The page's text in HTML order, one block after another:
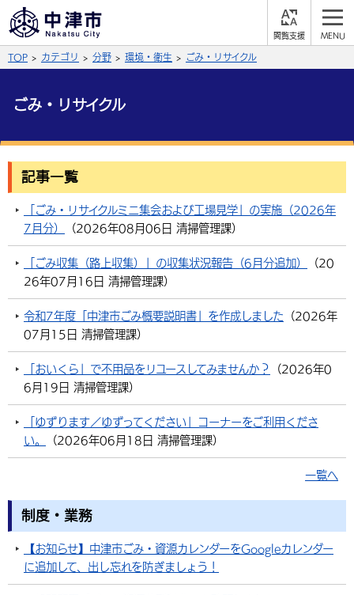
やさしい日本語
ふりがなをつける
よみあげる
黒 青 白
文字の大きさ
言語を選択
中国語（繁体字）
組織案内
Facebook X (Twitter) YouTube
サイト内検索
総合メニュー
届出・登録・証明 保険・年金
税金
環境・衛生 生涯学習・スポーツ・人権
選挙 外国人の方向け情報
事業者の方へ
農林水産業
都市整備
子育て・教育
施設情報
手当・助成 健康・医療
相談・支援・情報 計画・施策
観光・移住
観光なび スポットを探す
買う・おみやげ 四季のイベント・祭り
市政情報
地方創生・地域活性化 広報・広聴
TOP カテゴリ 分野 環境・衛生 ごみ・リサイクル
ごみ・リサイクル
記事一覧
「ごみ・リサイクルミニ集会および工場見学」の実施（2026年
7月分）
（2026年08月06日 清掃管理課）
「ごみ収集（路上収集）」の収集状況報告（6月分追加） （20
26年07月16日 清掃管理課）
令和7年度「中津市ごみ概要説明書」を作成しました （2026年
07月15日 清掃管理課）
「おいくら」で不用品をリユースしてみませんか？ （2026年0
6月19日 清掃管理課）
「ゆずります／ゆずってください」コーナーをご利用くださ
い。
（2026年06月18日 清掃管理課）
一覧へ
制度・業務
【お知らせ】中津市ごみ・資源カレンダーをGoogleカレンダー
に追加して、出し忘れを防ぎましょう！